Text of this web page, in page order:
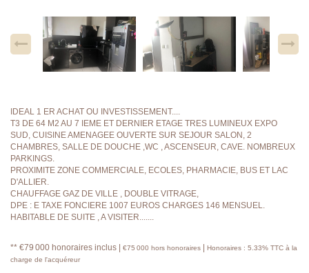
IDEAL 1 ER ACHAT OU INVESTISSEMENT....
T3 DE 64 M2 AU 7 IEME ET DERNIER ETAGE TRES LUMINEUX EXPO
SUD, CUISINE AMENAGEE OUVERTE SUR SEJOUR SALON, 2
CHAMBRES, SALLE DE DOUCHE ,WC , ASCENSEUR, CAVE. NOMBREUX
PARKINGS.
PROXIMITE ZONE COMMERCIALE, ECOLES, PHARMACIE, BUS ET LAC
D'ALLIER.
CHAUFFAGE GAZ DE VILLE , DOUBLE VITRAGE,
DPE : E TAXE FONCIERE 1007 EUROS CHARGES 146 MENSUEL.
HABITABLE DE SUITE , A VISITER.......
** €79 000 honoraires inclus €75 000 hors honoraires
Honoraires : 5.33% TTC à la
charge de l'acquéreur